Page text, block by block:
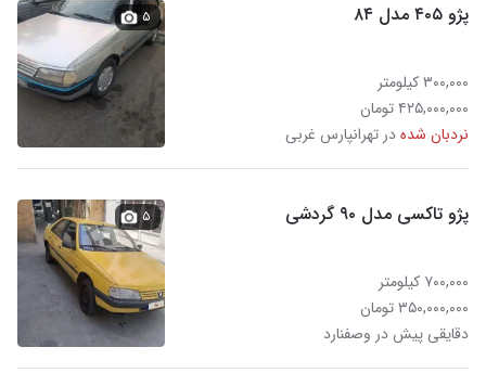
پژو ۴۰۵ مدل ۸۴
۳۰۰,۰۰۰ کیلومتر
۴۲۵,۰۰۰,۰۰۰ تومان
نردبان شدهدر تهرانپارس غربی
۵
پژو تاکسی مدل ۹۰ گردشی
۷۰۰,۰۰۰ کیلومتر
۳۵۰,۰۰۰,۰۰۰ تومان
دقایقی پیش در وصفنارد
۵